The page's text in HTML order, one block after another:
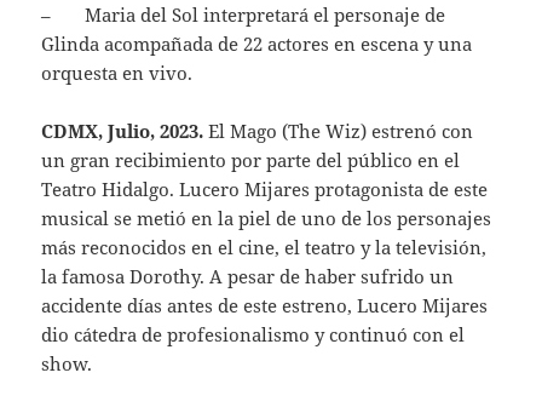
– Maria del Sol interpretará el personaje de
Glinda acompañada de 22 actores en escena y una
orquesta en vivo.
CDMX, Julio, 2023. El Mago (The Wiz) estrenó con
un gran recibimiento por parte del público en el
Teatro Hidalgo. Lucero Mijares protagonista de este
musical se metió en la piel de uno de los personajes
más reconocidos en el cine, el teatro y la televisión,
la famosa Dorothy. A pesar de haber sufrido un
accidente días antes de este estreno, Lucero Mijares
dio cátedra de profesionalismo y continuó con el
show.